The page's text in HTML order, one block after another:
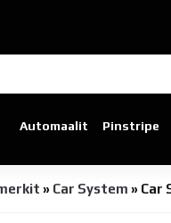
Automaalit Pinstripe
» Car System » Car